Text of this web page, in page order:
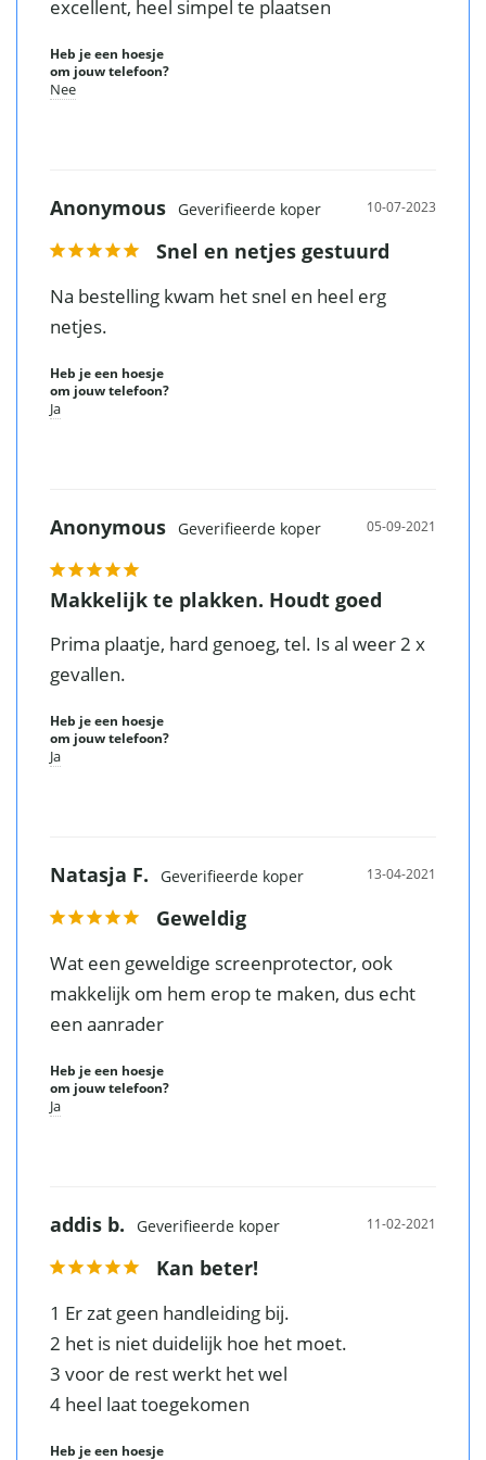
Vergelijk met alternatieven
excellent, heel simpel te plaatsen
Heb je een hoesje
om jouw telefoon?
Nee
10-07-2023
Anonymous
Snel en netjes gestuurd
Na bestelling kwam het snel en heel erg
netjes.
Heb je een hoesje
om jouw telefoon?
Ja
05-09-2021
Anonymous
Makkelijk te plakken. Houdt goed
Prima plaatje, hard genoeg, tel. Is al weer 2 x
gevallen.
Heb je een hoesje
om jouw telefoon?
Ja
13-04-2021
Natasja F.
Geweldig
Wat een geweldige screenprotector, ook
makkelijk om hem erop te maken, dus echt
een aanrader
Heb je een hoesje
om jouw telefoon?
Ja
11-02-2021
addis b.
Kan beter!
1 Er zat geen handleiding bij.
2 het is niet duidelijk hoe het moet.
3 voor de rest werkt het wel
4 heel laat toegekomen
Heb je een hoesje